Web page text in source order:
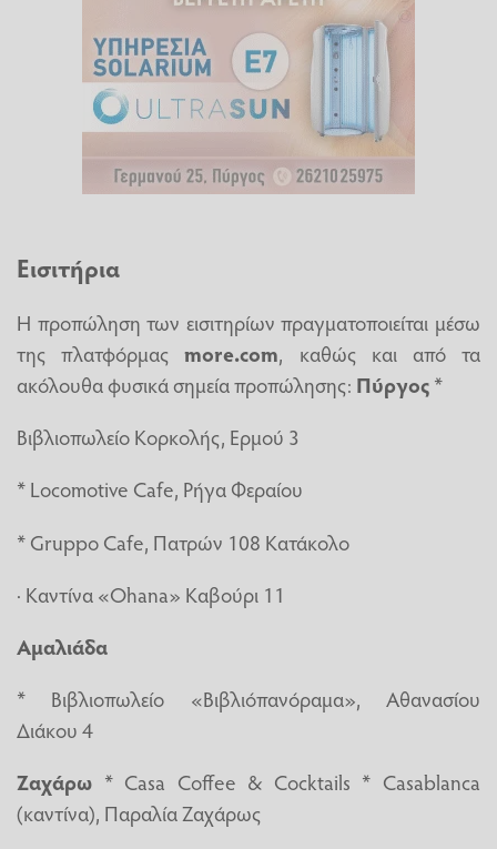
Εισιτήρια
Η προπώληση των εισιτηρίων πραγματοποιείται μέσω
της πλατφόρμαςmore.com, καθώς και από τα
ακόλουθα φυσικά σημεία προπώλησης: Πύργος*
Βιβλιοπωλείο Κορκολής, Ερμού 3
* Locomotive Cafe, Ρήγα Φεραίου
* Gruppo Cafe, Πατρών 108 Κατάκολο
· Καντίνα «Ohana» Καβούρι 11
Αμαλιάδα
* Βιβλιοπωλείο «Βιβλιόπανόραμα», Αθανασίου
Διάκου 4
Ζαχάρω * Casa Coffee & Cocktails * Casablanca
(καντίνα), Παραλία Ζαχάρως